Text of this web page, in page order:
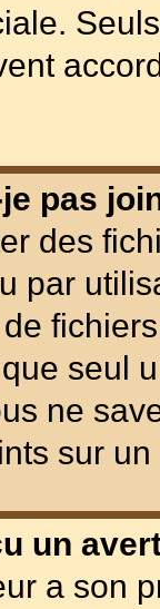
pas
des
par
seul
ne
sur un
un
a son